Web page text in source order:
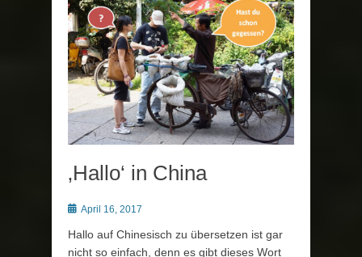
‚Hallo‘ in China
Posted
April 16, 2017
Hallo auf Chinesisch zu übersetzen ist gar
nicht so einfach, denn es gibt dieses Wort